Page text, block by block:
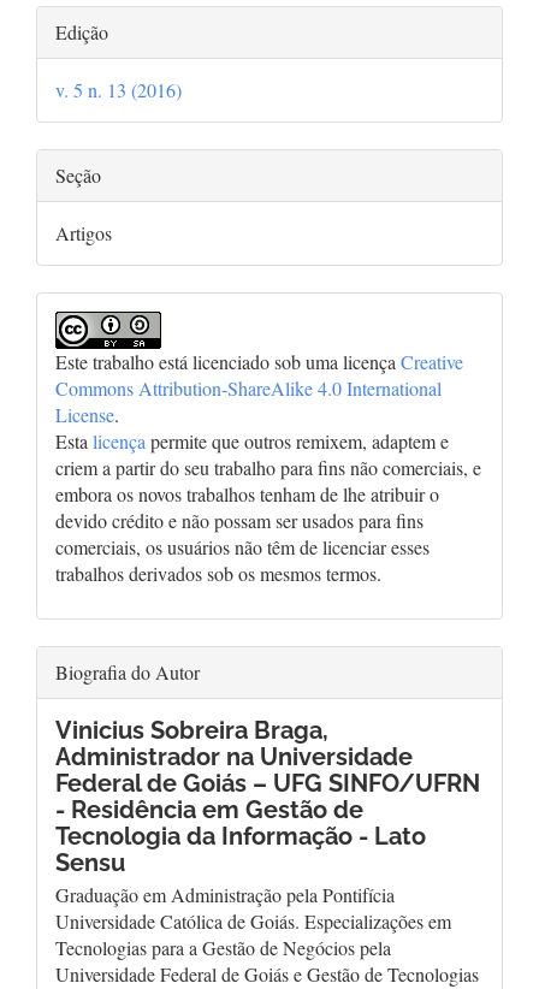
Detalhes
do
artigo
Edição
v. 5 n. 13 (2016)
Seção
Artigos
Este trabalho está licenciado sob uma licença Creative
Commons Attribution-ShareAlike 4.0 International
License.
Esta licença permite que outros remixem, adaptem e
criem a partir do seu trabalho para fins não comerciais, e
embora os novos trabalhos tenham de lhe atribuir o
devido crédito e não possam ser usados para fins
comerciais, os usuários não têm de licenciar esses
trabalhos derivados sob os mesmos termos.
Biografia do Autor
Vinicius Sobreira Braga,
Administrador na Universidade
Federal de Goiás – UFG SINFO/UFRN
- Residência em Gestão de
Tecnologia da Informação - Lato
Sensu
Graduação em Administração pela Pontifícia
Universidade Católica de Goiás. Especializações em
Tecnologias para a Gestão de Negócios pela
Universidade Federal de Goiás e Gestão de Tecnologias